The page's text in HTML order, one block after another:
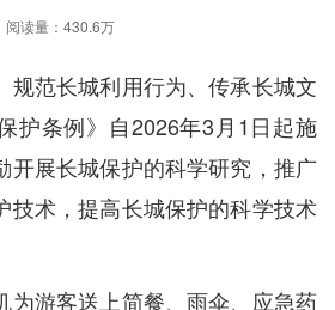
阅读量：430.6万
规范长城利用行为、传承长城文
护条例》自2026年3月1日起施
开展长城保护的科学研究，推广
技术，提高长城保护的科学技术
为游客送上简餐、雨伞、应急药